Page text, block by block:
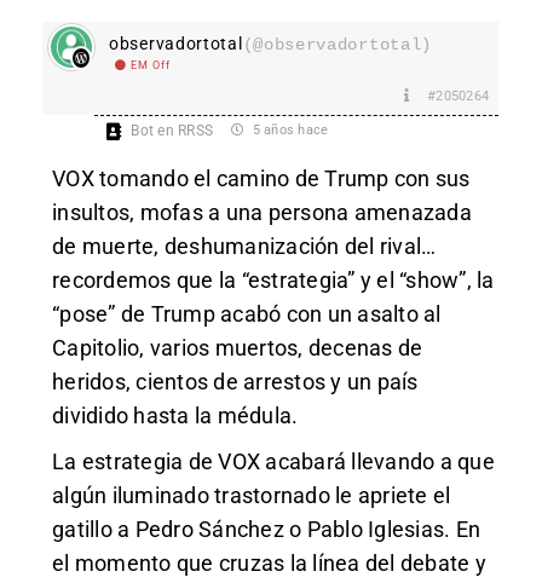
observadortotal (@observadortotal)
EM Off
#2050264
Bot en RRSS 5 años hace
VOX tomando el camino de Trump con sus
insultos, mofas a una persona amenazada
de muerte, deshumanización del rival…
recordemos que la “estrategia” y el “show”, la
“pose” de Trump acabó con un asalto al
Capitolio, varios muertos, decenas de
heridos, cientos de arrestos y un país
dividido hasta la médula.
La estrategia de VOX acabará llevando a que
algún iluminado trastornado le apriete el
gatillo a Pedro Sánchez o Pablo Iglesias. En
el momento que cruzas la línea del debate y